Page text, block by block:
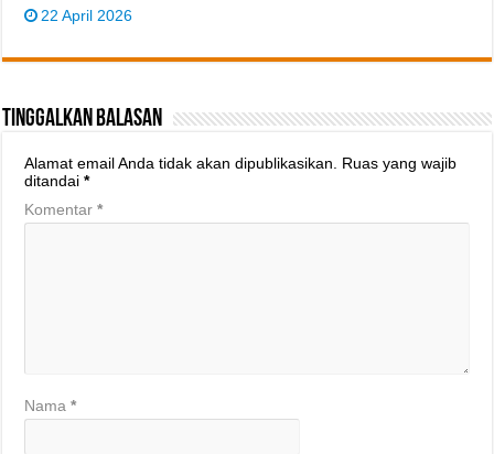
22 April 2026
Tinggalkan Balasan
Alamat email Anda tidak akan dipublikasikan.
Ruas yang wajib
ditandai*
Komentar*
Nama*